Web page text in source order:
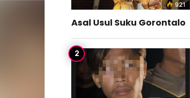
921
Asal Usul Suku Gorontalo